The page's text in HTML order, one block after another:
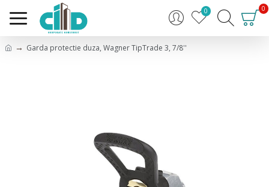
0 0
Garda protectie duza, Wagner TipTrade 3, 7/8''